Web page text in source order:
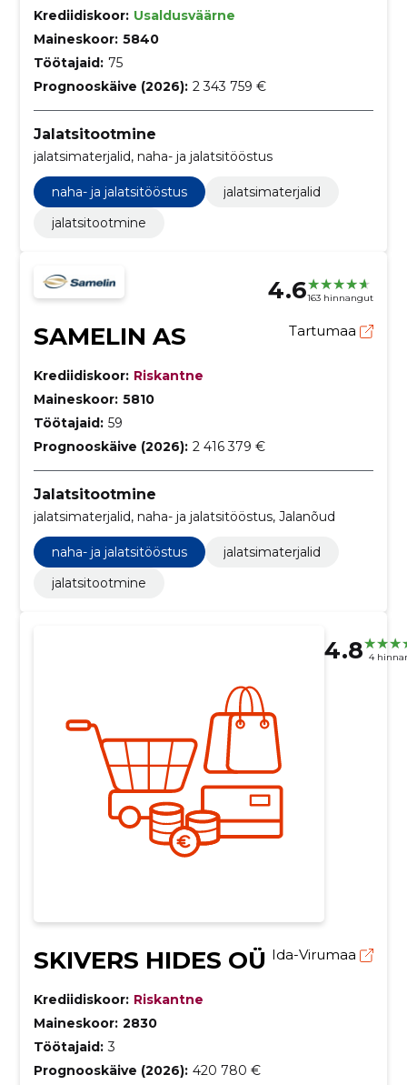
Krediidiskoor: Usaldusväärne
Maineskoor: 5840
Töötajaid: 75
Prognooskäive (2026): 2 343 759 €
Jalatsitootmine
jalatsimaterjalid, naha- ja jalatsitööstus
naha- ja jalatsitööstus
jalatsimaterjalid
jalatsitootmine
4.6163 hinnangut
SAMELIN AS Tartumaa
Krediidiskoor: Riskantne
Maineskoor: 5810
Töötajaid: 59
Prognooskäive (2026): 2 416 379 €
Jalatsitootmine
jalatsimaterjalid, naha- ja jalatsitööstus, Jalanõud
naha- ja jalatsitööstus
jalatsimaterjalid
jalatsitootmine
4.8 4
SKIVERS HIDES OÜ Ida-Virumaa
Krediidiskoor: Riskantne
Maineskoor: 2830
Töötajaid: 3
Prognooskäive (2026): 420 780 €